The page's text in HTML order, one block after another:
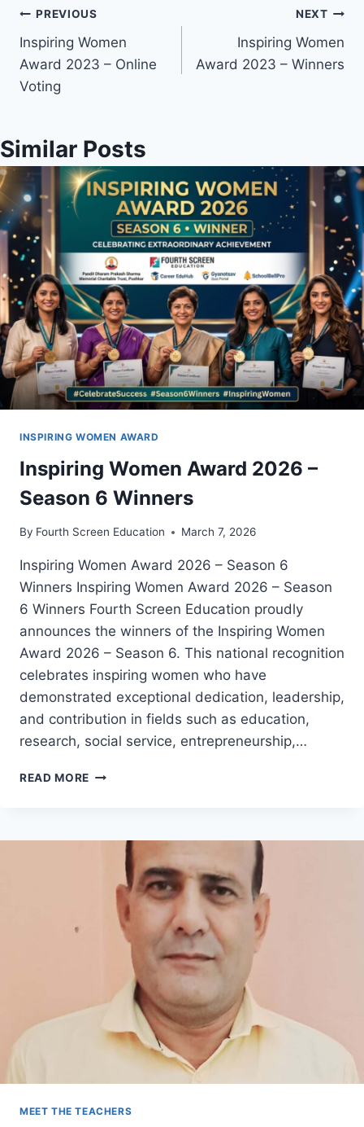
Post
navigation
PREVIOUS
Inspiring Women
Award 2023 – Online
Voting
NEXT
Inspiring Women
Award 2023 – Winners
Similar Posts
INSPIRING WOMEN AWARD
Inspiring Women Award 2026 –
Season 6 Winners
By Fourth Screen Education March 7, 2026
Inspiring Women Award 2026 – Season 6
Winners Inspiring Women Award 2026 – Season
6 Winners Fourth Screen Education proudly
announces the winners of the Inspiring Women
Award 2026 – Season 6. This national recognition
celebrates inspiring women who have
demonstrated exceptional dedication, leadership,
and contribution in fields such as education,
research, social service, entrepreneurship,…
READ MORE INSPIRING
–
SEASON
WINNERS
MEET THE TEACHERS